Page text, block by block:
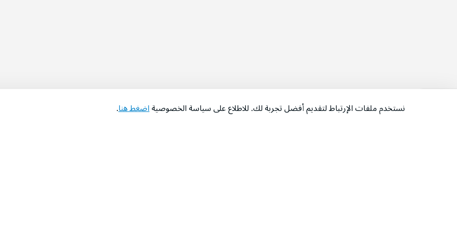
نستخدم ملفات الإرتباط لتقديم أفضل تجربة لك. للاطلاع على سياسة الخصوصيةاضغط هنا.